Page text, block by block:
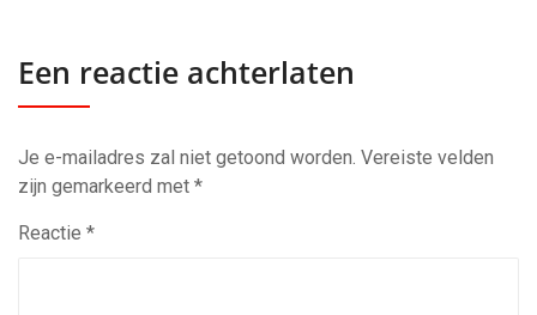
Een reactie achterlaten
Je e-mailadres zal niet getoond worden. Vereiste velden
zijn gemarkeerd met *
Reactie *